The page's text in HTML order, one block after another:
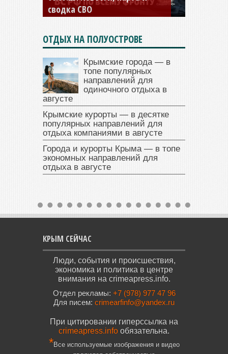
сводка СВО
ОТДЫХ НА ПОЛУОСТРОВЕ
Крымские города — в
топе популярных
направлений для
одиночного отдыха в
августе
Крымские курорты — в десятке
популярных направлений для
отдыха компаниями в августе
Города и курорты Крыма — в топе
экономных направлений для
отдыха в августе
КРЫМ СЕЙЧАС
Люди, события и происшествия,
экономика и политика в центре
внимания на crimeapress.info.
Отдел рекламы: +7 (978) 977 47 96
Для писем: crimearfinfo@yandex.ru
При цитировании гиперссылка на
crimeapress.info обязательна.
*Все используемые изображения и видео